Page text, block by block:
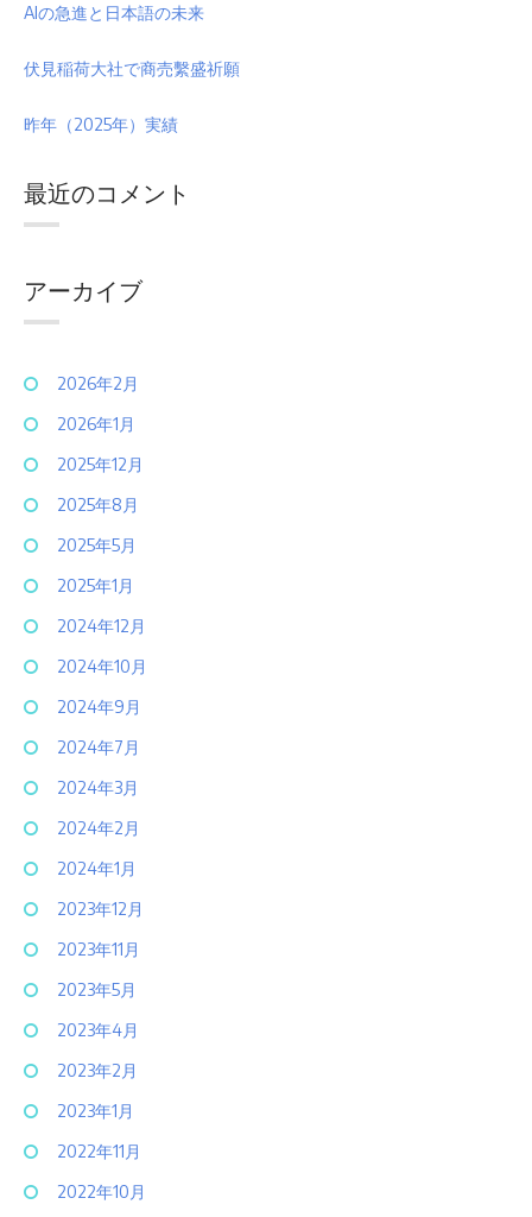
AIの急進と日本語の未来
伏見稲荷大社で商売繫盛祈願
昨年（2025年）実績
最近のコメント
アーカイブ
2026年2月
2026年1月
2025年12月
2025年8月
2025年5月
2025年1月
2024年12月
2024年10月
2024年9月
2024年7月
2024年3月
2024年2月
2024年1月
2023年12月
2023年11月
2023年5月
2023年4月
2023年2月
2023年1月
2022年11月
2022年10月